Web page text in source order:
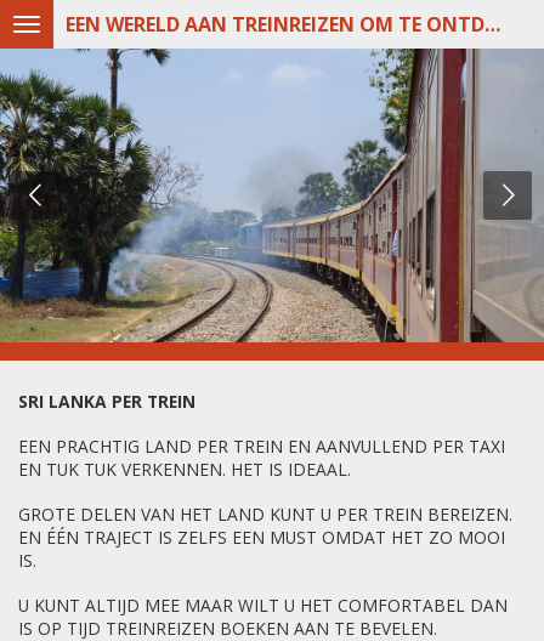
Ga
direct
naar
de
hoofdinhoud
EEN WERELD AAN TREINREIZEN OM TE ONTDEKKEN
SRI LANKA PER TREIN
EEN PRACHTIG LAND PER TREIN EN AANVULLEND PER TAXI
EN TUK TUK VERKENNEN. HET IS IDEAAL.
GROTE DELEN VAN HET LAND KUNT U PER TREIN BEREIZEN.
EN ÉÉN TRAJECT IS ZELFS EEN MUST OMDAT HET ZO MOOI
IS.
U KUNT ALTIJD MEE MAAR WILT U HET COMFORTABEL DAN
IS OP TIJD TREINREIZEN BOEKEN AAN TE BEVELEN.